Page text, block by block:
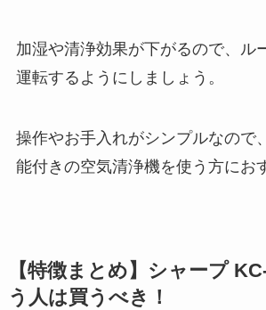
加湿や清浄効果が下がるので、ル
運転するようにしましょう。
操作やお手入れがシンプルなので
能付きの空気清浄機を使う方にお
【特徴まとめ】シャープ
う人は買うべき！